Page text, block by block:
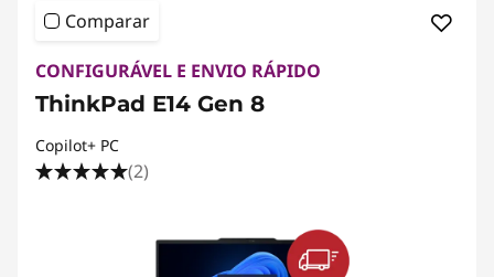
Comparar
CONFIGURÁVEL E ENVIO RÁPIDO
ThinkPad E14 Gen 8
Copilot+ PC
(2)